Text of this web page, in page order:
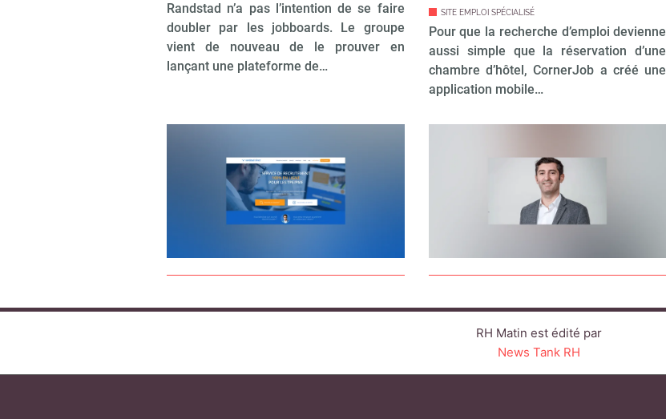
Randstad n’a pas l’intention de se faire
doubler par les jobboards. Le groupe
vient de nouveau de le prouver en
lançant une plateforme de…
SITE EMPLOI SPÉCIALISÉ
Pour que la recherche d’emploi devienne
aussi simple que la réservation d’une
chambre d’hôtel, CornerJob a créé une
application mobile…
RH Matin est édité par
News Tank RH